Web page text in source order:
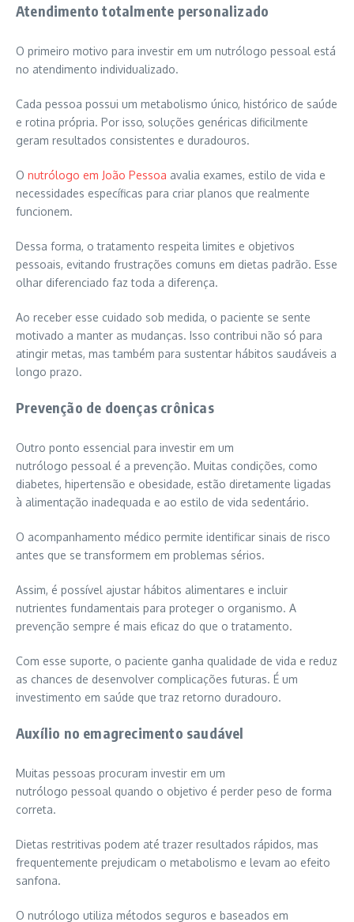
Atendimento totalmente personalizado
O primeiro motivo para investir em um nutrólogo pessoal está
no atendimento individualizado.
Cada pessoa possui um metabolismo único, histórico de saúde
e rotina própria. Por isso, soluções genéricas dificilmente
geram resultados consistentes e duradouros.
O nutrólogo em João Pessoa avalia exames, estilo de vida e
necessidades específicas para criar planos que realmente
funcionem.
Dessa forma, o tratamento respeita limites e objetivos
pessoais, evitando frustrações comuns em dietas padrão. Esse
olhar diferenciado faz toda a diferença.
Ao receber esse cuidado sob medida, o paciente se sente
motivado a manter as mudanças. Isso contribui não só para
atingir metas, mas também para sustentar hábitos saudáveis a
longo prazo.
Prevenção de doenças crônicas
Outro ponto essencial para investir em um
nutrólogo pessoal é a prevenção. Muitas condições, como
diabetes, hipertensão e obesidade, estão diretamente ligadas
à alimentação inadequada e ao estilo de vida sedentário.
O acompanhamento médico permite identificar sinais de risco
antes que se transformem em problemas sérios.
Assim, é possível ajustar hábitos alimentares e incluir
nutrientes fundamentais para proteger o organismo. A
prevenção sempre é mais eficaz do que o tratamento.
Com esse suporte, o paciente ganha qualidade de vida e reduz
as chances de desenvolver complicações futuras. É um
investimento em saúde que traz retorno duradouro.
Auxílio no emagrecimento saudável
Muitas pessoas procuram investir em um
nutrólogo pessoal quando o objetivo é perder peso de forma
correta.
Dietas restritivas podem até trazer resultados rápidos, mas
frequentemente prejudicam o metabolismo e levam ao efeito
sanfona.
O nutrólogo utiliza métodos seguros e baseados em